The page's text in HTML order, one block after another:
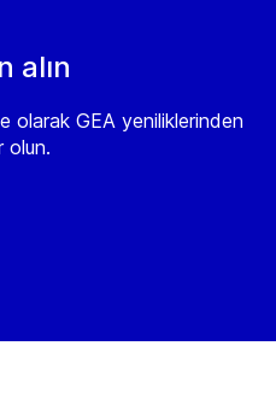
alın
olarak GEA yeniliklerinden
olun.